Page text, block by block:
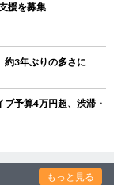
援を募集
約3年ぶりの多さに
予算4万円超、渋滞・
もっと見る